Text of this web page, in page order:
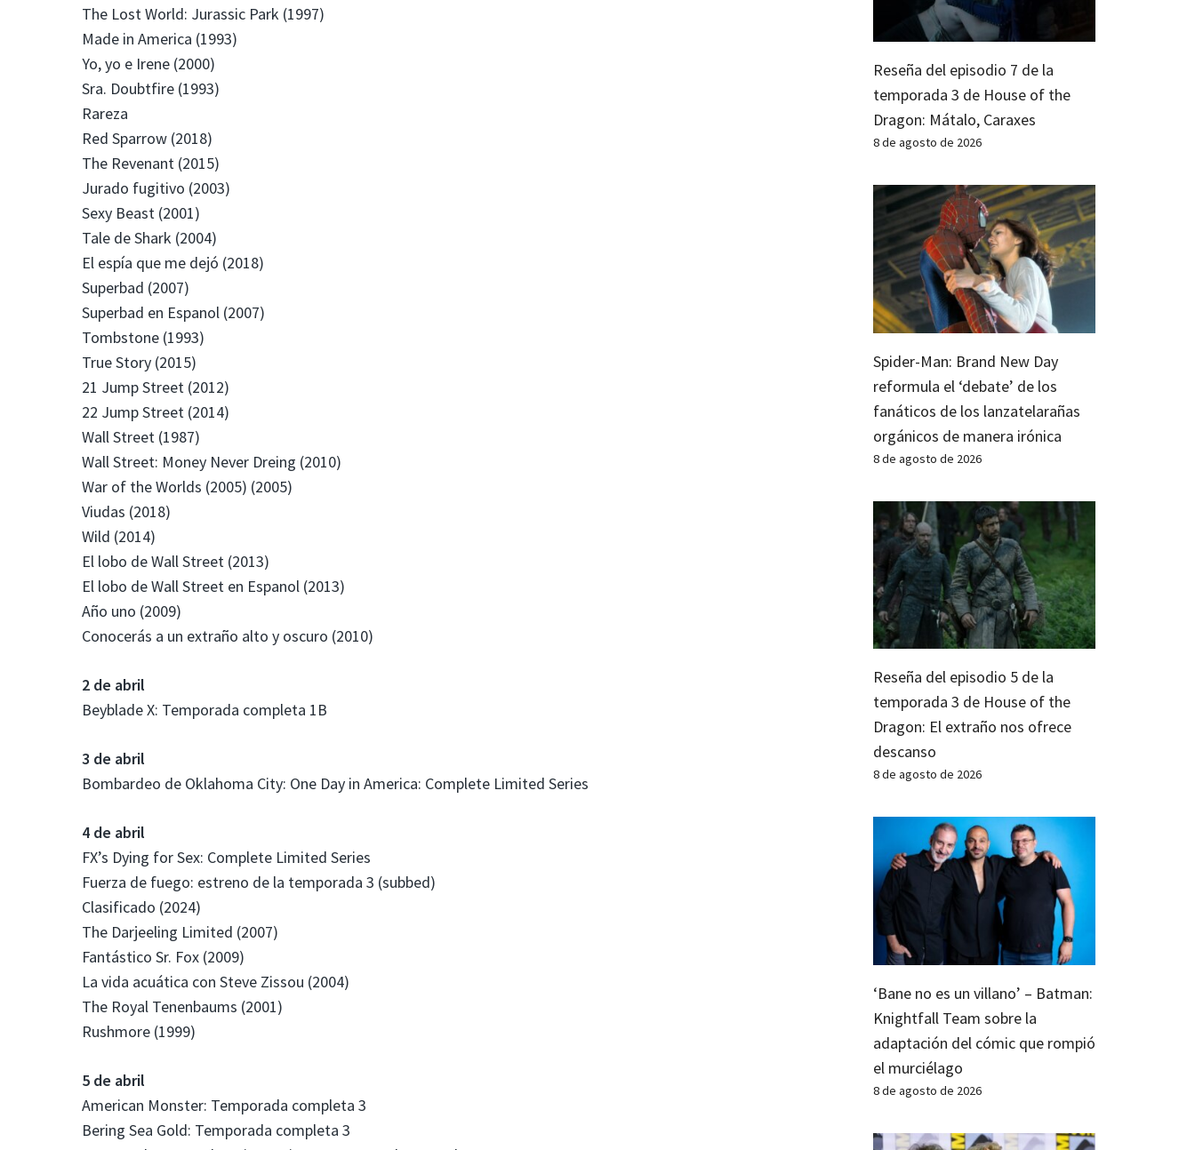
The Lost World: Jurassic Park (1997)
Made in America (1993)
Yo, yo e Irene (2000)
Sra. Doubtfire (1993)
Rareza
Red Sparrow (2018)
The Revenant (2015)
Jurado fugitivo (2003)
Sexy Beast (2001)
Tale de Shark (2004)
El espía que me dejó (2018)
Superbad (2007)
Superbad en Espanol (2007)
Tombstone (1993)
True Story (2015)
21 Jump Street (2012)
22 Jump Street (2014)
Wall Street (1987)
Wall Street: Money Never Dreing (2010)
War of the Worlds (2005) (2005)
Viudas (2018)
Wild (2014)
El lobo de Wall Street (2013)
El lobo de Wall Street en Espanol (2013)
Año uno (2009)
Conocerás a un extraño alto y oscuro (2010)
2 de abril
Beyblade X: Temporada completa 1B
3 de abril
Bombardeo de Oklahoma City: One Day in America: Complete Limited Series
4 de abril
FX’s Dying for Sex: Complete Limited Series
Fuerza de fuego: estreno de la temporada 3 (subbed)
Clasificado (2024)
The Darjeeling Limited (2007)
Fantástico Sr. Fox (2009)
La vida acuática con Steve Zissou (2004)
The Royal Tenenbaums (2001)
Rushmore (1999)
5 de abril
American Monster: Temporada completa 3
Bering Sea Gold: Temporada completa 3
Reseña del episodio 7 de la
temporada 3 de House of the
Dragon: Mátalo, Caraxes
8 de agosto de 2026
Spider-Man: Brand New Day
reformula el ‘debate’ de los
fanáticos de los lanzatelarañas
orgánicos de manera irónica
8 de agosto de 2026
Reseña del episodio 5 de la
temporada 3 de House of the
Dragon: El extraño nos ofrece
descanso
8 de agosto de 2026
‘Bane no es un villano’ – Batman:
Knightfall Team sobre la
adaptación del cómic que rompió
el murciélago
8 de agosto de 2026